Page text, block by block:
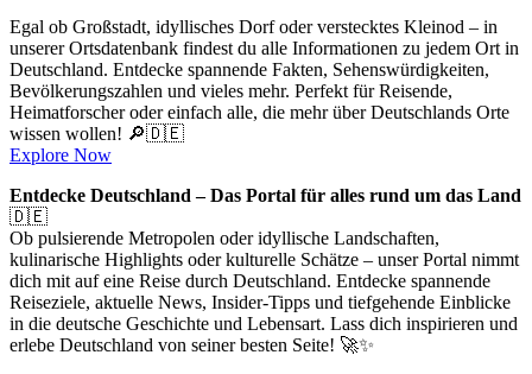
Egal ob Großstadt, idyllisches Dorf oder verstecktes Kleinod – in
unserer Ortsdatenbank findest du alle Informationen zu jedem Ort in
Deutschland. Entdecke spannende Fakten, Sehenswürdigkeiten,
Bevölkerungszahlen und vieles mehr. Perfekt für Reisende,
Heimatforscher oder einfach alle, die mehr über Deutschlands Orte
wissen wollen! 🔎🇩🇪
Explore Now
Entdecke Deutschland – Das Portal für alles rund um das Land
🇩🇪
Ob pulsierende Metropolen oder idyllische Landschaften,
kulinarische Highlights oder kulturelle Schätze – unser Portal nimmt
dich mit auf eine Reise durch Deutschland. Entdecke spannende
Reiseziele, aktuelle News, Insider-Tipps und tiefgehende Einblicke
in die deutsche Geschichte und Lebensart. Lass dich inspirieren und
erlebe Deutschland von seiner besten Seite! 🚀✨